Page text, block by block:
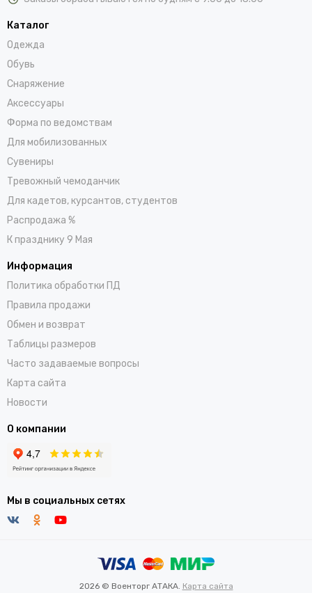
Каталог
Одежда
Обувь
Снаряжение
Аксессуары
Форма по ведомствам
Для мобилизованных
Сувениры
Тревожный чемоданчик
Для кадетов, курсантов, студентов
Распродажа %
К празднику 9 Мая
Информация
Политика обработки ПД
Правила продажи
Обмен и возврат
Таблицы размеров
Часто задаваемые вопросы
Карта сайта
Новости
О компании
Мы в социальных сетях
2026 © Военторг АТАКА. Карта сайта